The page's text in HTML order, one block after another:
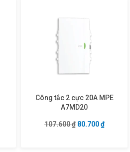
₫.
hiện tại là: 127.125 ₫.
Công tắc 2 cực 20A MPE
A7MD20
107.600₫ Giá gốc là:
80.700₫Giá